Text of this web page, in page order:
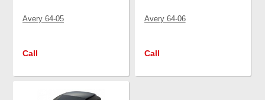
Avery 64-05
Call
Avery 64-06
Call